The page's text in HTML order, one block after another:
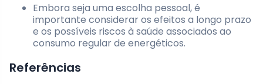
Embora seja uma escolha pessoal, é
importante considerar os efeitos a longo prazo
e os possíveis riscos à saúde associados ao
consumo regular de energéticos.
Referências